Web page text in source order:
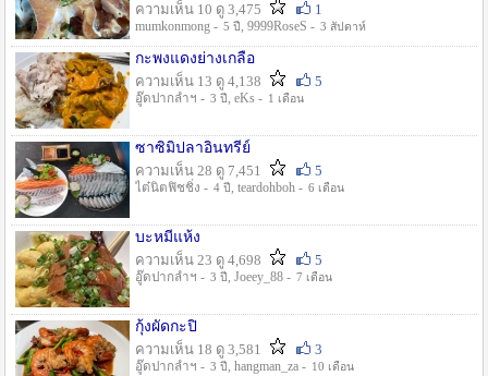
ความเห็น 10 ดู 3,475
1
mumkonmong - 5 ปี , 9999RoseS - 3 สัปดาห์
กะพงแดงย่างเกลือ
ความเห็น 13 ดู 4,138
5
อู๊ดปากลำฯ - 3 ปี , eKs - 1 เดือน
ซาซิมิปลาอินทรีย์
ความเห็น 28 ดู 7,451
5
ไต๋นิตฟิชชิ่ง - 4 ปี , teardohboh - 6 เดือน
บะหมี่แห้ง
ความเห็น 23 ดู 4,698
5
อู๊ดปากลำฯ - 3 ปี , Joeey_88 - 7 เดือน
กุ้งผัดกะปิ
ความเห็น 18 ดู 3,581
3
อู๊ดปากลำฯ - 3 ปี , hangman_za - 10 เดือน